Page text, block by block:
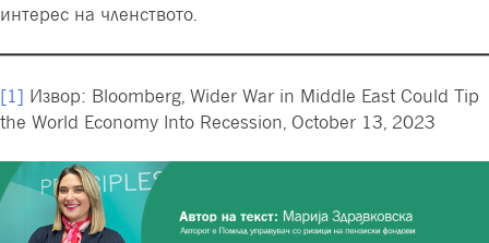
интерес на членството.
[1] Извор: Bloomberg, Wider War in Middle East Could Tip
the World Economy Into Recession, October 13, 2023